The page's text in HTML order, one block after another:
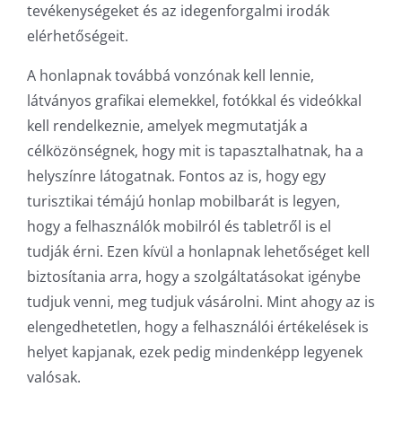
tevékenységeket és az idegenforgalmi irodák
elérhetőségeit.
A honlapnak továbbá vonzónak kell lennie,
látványos grafikai elemekkel, fotókkal és videókkal
kell rendelkeznie, amelyek megmutatják a
célközönségnek, hogy mit is tapasztalhatnak, ha a
helyszínre látogatnak. Fontos az is, hogy egy
turisztikai témájú honlap mobilbarát is legyen,
hogy a felhasználók mobilról és tabletről is el
tudják érni. Ezen kívül a honlapnak lehetőséget kell
biztosítania arra, hogy a szolgáltatásokat igénybe
tudjuk venni, meg tudjuk vásárolni. Mint ahogy az is
elengedhetetlen, hogy a felhasználói értékelések is
helyet kapjanak, ezek pedig mindenképp legyenek
valósak.